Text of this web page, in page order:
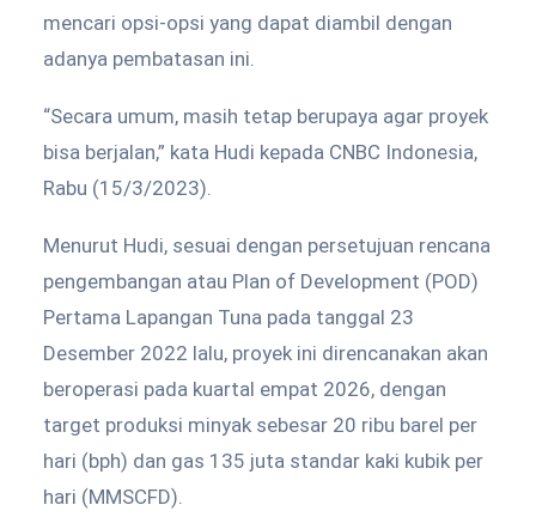
mencari opsi-opsi yang dapat diambil dengan
adanya pembatasan ini.
“Secara umum, masih tetap berupaya agar proyek
bisa berjalan,” kata Hudi kepada CNBC Indonesia,
Rabu (15/3/2023).
Menurut Hudi, sesuai dengan persetujuan rencana
pengembangan atau Plan of Development (POD)
Pertama Lapangan Tuna pada tanggal 23
Desember 2022 lalu, proyek ini direncanakan akan
beroperasi pada kuartal empat 2026, dengan
target produksi minyak sebesar 20 ribu barel per
hari (bph) dan gas 135 juta standar kaki kubik per
hari (MMSCFD).